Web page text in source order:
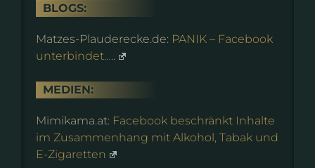
BLOGS:
Matzes-Plauderecke.de: PANIK – Facebook
unterbindet…..
MEDIEN:
Mimikama.at: Facebook beschränkt Inhalte
im Zusammenhang mit Alkohol, Tabak und
E-Zigaretten